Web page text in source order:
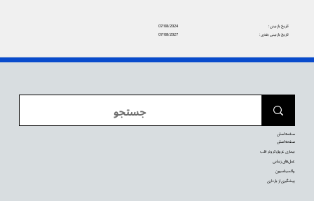
07/08/2024
تاریخ بازبینی:
07/08/2027
تاریخ بازبینی بعدی:
صفحه اصلی
صفحه اصلی
بیماری عروق کرونر قلب
عمل‌های زیبایی
واکسیناسیون
پیشگیری از بارداری